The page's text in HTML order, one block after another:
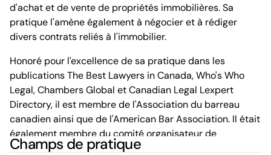
info.bcf@bcf.ca
d'achat et de vente de propriétés immobilières. Sa
pratique l'amène également à négocier et à rédiger
divers contrats reliés à l'immobilier.
Honoré pour l'excellence de sa pratique dans les
publications The Best Lawyers in Canada, Who's Who
Legal, Chambers Global et Canadian Legal Lexpert
Directory, il est membre de l'Association du barreau
canadien ainsi que de l'American Bar Association. Il était
également membre du comité organisateur de
l'Advanced Commercial Leasing Institute de l'université
Champs de pratique